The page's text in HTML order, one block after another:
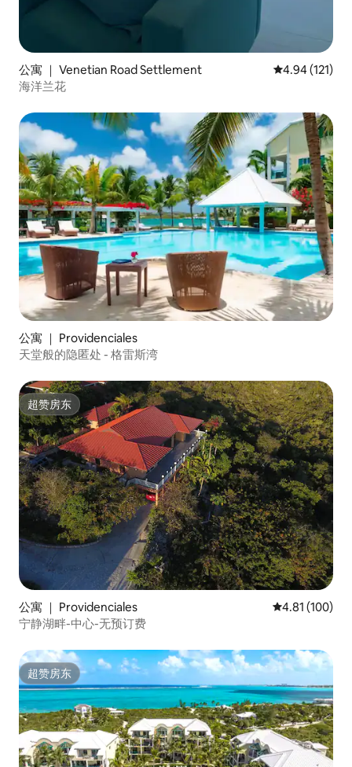
公寓 ｜ Venetian Road Settlement 平均评分 4.94
4.94 (121)
海洋兰花
公寓 ｜ Providenciales
天堂般的隐匿处 - 格雷斯湾
超赞房东
超赞房东
公寓 ｜ Providenciales 平均评分 4.81
4.81 (100)
宁静湖畔-中心-无预订费
超赞房东
超赞房东